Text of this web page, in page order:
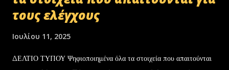
τους ελέγχους
Ιουλίου 11, 2025
ΔΕΛΤΙΟ ΤΥΠΟΥ Ψηφιοποιημένα όλα τα στοιχεία που απαιτούνται